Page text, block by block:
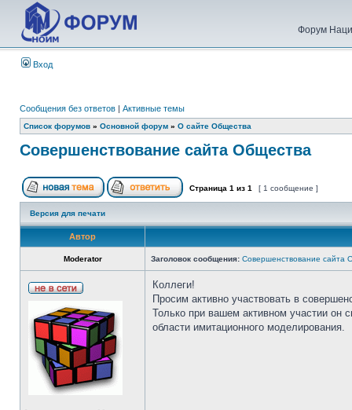
Форум
Вход
Сообщения без ответов | Активные темы
Список форумов » Основной форум » О сайте Общества
Совершенствование сайта Общества
Страница 1 из 1 [ 1 сообщение ]
Версия для печати
Автор
Moderator Заголовок сообщения: Совершенствование сайта
Коллеги!
Просим активно участвовать в
Только при вашем активном участии он
области имитационного моделирования.